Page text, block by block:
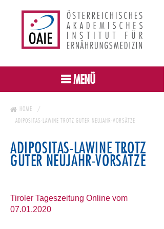
MENÜ
HOME
ADIPOSITAS-LAWINE TROTZ GUTER NEUJAHR-VORSÄTZE
ADIPOSITAS-LAWINE TROTZ
GUTER NEUJAHR-VORSÄTZE
Tiroler Tageszeitung Online vom
07.01.2020